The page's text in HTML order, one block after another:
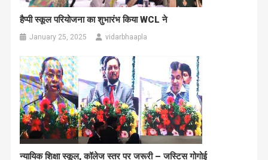
हैप्पी स्कूल परियोजना का शुभारंभ किया WCL ने
January 25, 2025 vidarbhaapla
न्यायिक शिक्षा स्कूल, कॉलेज स्तर पर जरूरी – जस्टिस गोगोई